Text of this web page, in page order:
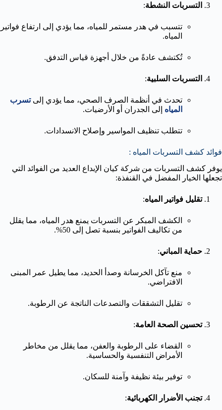
التسربات النشطة:
تتسبب في هدر مستمر للمياه، مما يؤدي إلى ارتفاع فواتير
المياه.
تُكتشف عادةً من خلال أجهزة قياس التدفق.
التسربات السلبية:
تحدث في أنظمة الصرف الصحي، مما يؤدي إلى تسرب
المياه إلى الجدران أو الأرضيات.
تتطلب تنظيف المواسير وإصلاح الانسدادات.
فوائد كشف التسربات المياه :
يوفر كشف التسربات من شركة كيان الإبداع العديد من الفوائد التي
تجعلها الخيار المفضل في القنفذة:
تقليل فواتير المياه:
الكشف المبكر عن التسربات يمنع هدر المياه، مما يقلل
من تكاليف الفواتير بنسبة تصل إلى 50%.
حماية المباني:
منع تآكل الخرسانة وصدأ الحديد، مما يطيل عمر المبنى
الافتراضي.
تقليل التشققات والتصدعات الناتجة عن الرطوبة.
تحسين الصحة العامة:
القضاء على الرطوبة والعفن، مما يقلل من مخاطر
الأمراض التنفسية والحساسية.
توفير بيئة نظيفة وآمنة للسكان.
تجنب الأضرار الكهربائية: